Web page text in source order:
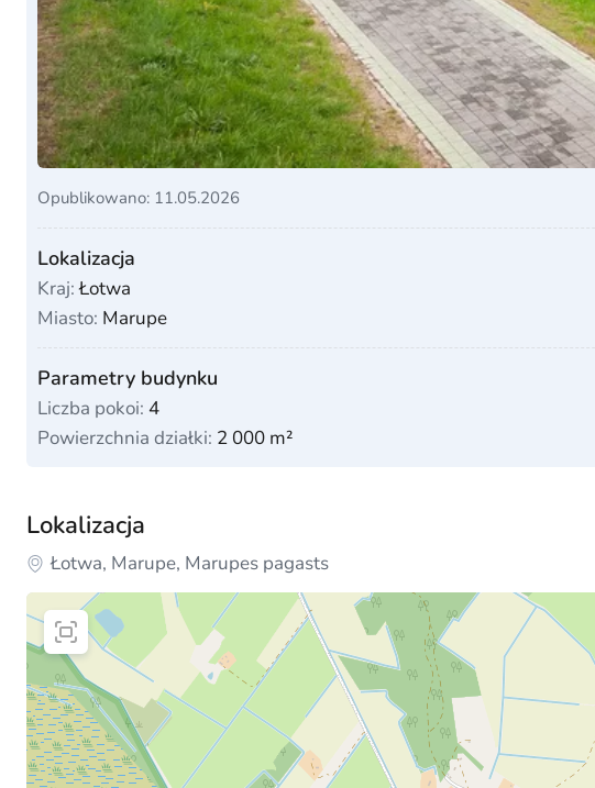
Opublikowano: 11.05.2026
Lokalizacja
Kraj:Łotwa
Miasto: Marupe
Parametry budynku
Liczba pokoi: 4
Powierzchnia działki: 2 000 m²
Lokalizacja
Łotwa, Marupe, Marupes pagasts